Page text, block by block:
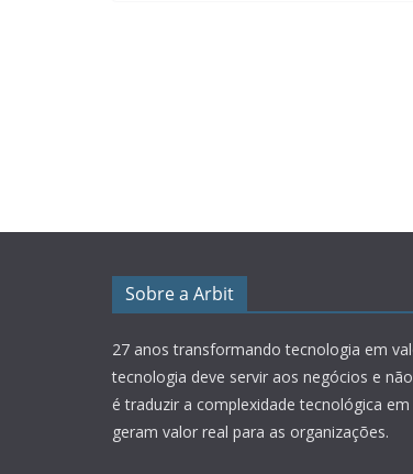
Sobre a Arbit
27 anos transformando tecnologia em
tecnologia deve servir aos negócios e
é traduzir a complexidade tecnológica
geram valor real para as organizações.